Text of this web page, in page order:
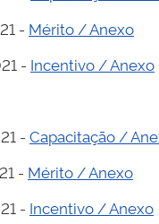
- Mérito / Anexo
- Incentivo / Anexo
- Capacitação /
- Mérito / Anexo
- Incentivo / Anexo